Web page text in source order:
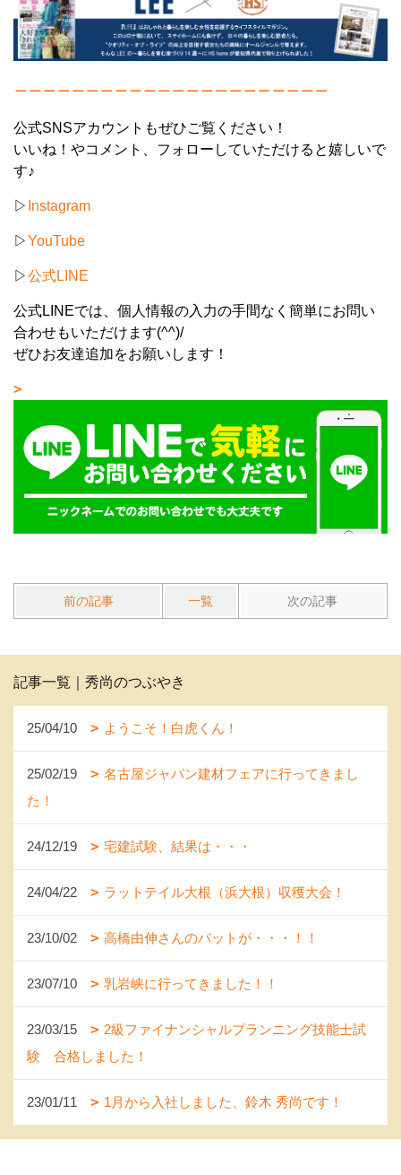
公式SNSアカウントもぜひご覧ください！
いいね！やコメント、フォローしていただけると嬉しいで
す♪
▷ Instagram
▷YouTube
▷公式LINE
公式LINEでは、個人情報の入力の手間なく簡単にお問い
合わせもいただけます(^^)/
ぜひお友達追加をお願いします！
前の記事 一覧 次の記事
記事一覧｜秀尚のつぶやき
25/04/10 ようこそ！白虎くん！
25/02/19
名古屋ジャパン建材フェアに行ってきまし
た！
24/12/19 宅建試験、結果は・・・
24/04/22 ラットテイル大根（浜大根）収穫大会！
23/10/02 高橋由伸さんのバットが・・・！！
23/07/10 乳岩峡に行ってきました！！
23/03/15
2級ファイナンシャルプランニング技能士試
験 合格しました！
23/01/11 1月から入社しました、鈴木 秀尚です！